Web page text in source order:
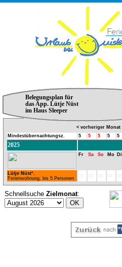
Belegungsplan für
das App. Lütje Nüst
im Haus Sleeper
< vorheriger Monat
Mindestübernachtungsz.
5 5 5 5 5
2025
Fr Sa So Mo Di
Lütje Nüst*,
Ferienwohnung, bis 5 Personen
Schnellsuche Zielmonat: